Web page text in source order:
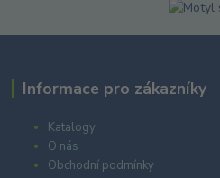
Informace pro zákazníky
Katalogy
O nás
Obchodní podmínky